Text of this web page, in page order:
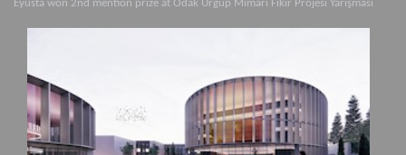
Eyusta won 2nd mention prize at Odak Ürgüp Mimari Fikir Projesi Yarışması